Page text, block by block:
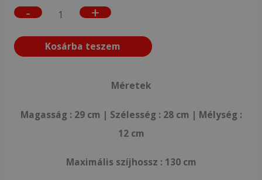
- +
Kosárba teszem
Méretek
Magasság : 29 cm | Szélesség : 28 cm | Mélység :
12 cm
Maximális szíjhossz : 130 cm